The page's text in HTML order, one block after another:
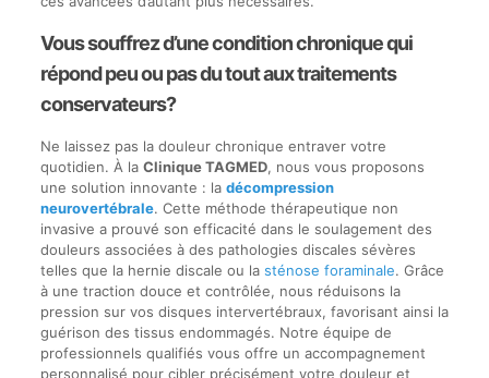
Vous souffrez d’une condition chronique qui
répond peu ou pas du tout aux traitements
conservateurs?
Ne laissez pas la douleur chronique entraver votre
quotidien. À la Clinique TAGMED, nous vous proposons
une solution innovante : la décompression
neurovertébrale. Cette méthode thérapeutique non
invasive a prouvé son efficacité dans le soulagement des
douleurs associées à des pathologies discales sévères
telles que la hernie discale ou la sténose foraminale. Grâce
à une traction douce et contrôlée, nous réduisons la
pression sur vos disques intervertébraux, favorisant ainsi la
guérison des tissus endommagés. Notre équipe de
professionnels qualifiés vous offre un accompagnement
personnalisé pour cibler précisément votre douleur et